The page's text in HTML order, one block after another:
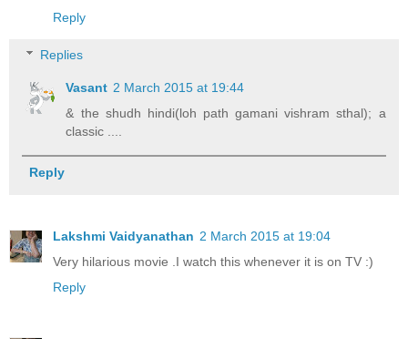
Reply
Replies
Vasant 2 March 2015 at 19:44
& the shudh hindi(loh path gamani vishram sthal); a
classic ....
Reply
Lakshmi Vaidyanathan 2 March 2015 at 19:04
Very hilarious movie .I watch this whenever it is on TV :)
Reply